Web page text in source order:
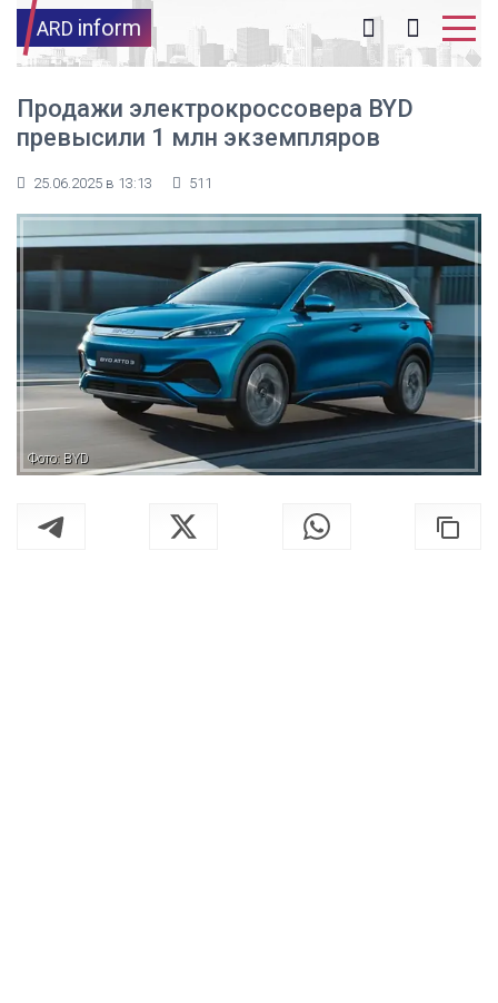
ARD inform
Продажи электрокроссовера BYD
превысили 1 млн экземпляров
25.06.2025 в 13:13 511
Фото: BYD